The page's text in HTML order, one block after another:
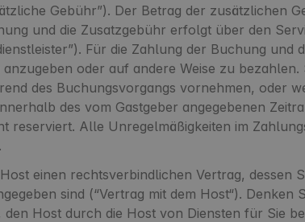
Gebühr”). Der Betrag der zusätzlichen
und die Zusatzgebühr erfolgt über den
Für die Zahlung der Buchung und
oder auf andere Weise zu
des Buchungsvorgangs vornehmen, oder
des vom Gastgeber angegebenen
reserviert. Alle Unregelmäßigkeiten im
einen rechtsverbindlichen Vertrag, dessen
sind (“Vertrag mit dem Host“). Denken
Host durch die Host von Diensten für Sie